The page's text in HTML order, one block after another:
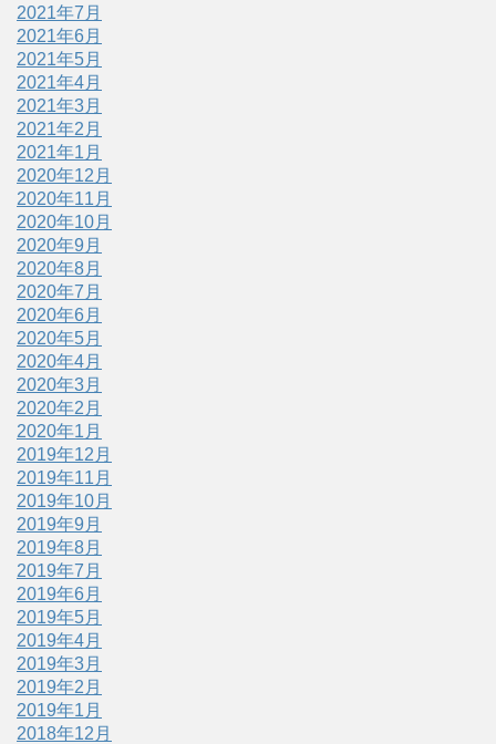
2021年7月
2021年6月
2021年5月
2021年4月
2021年3月
2021年2月
2021年1月
2020年12月
2020年11月
2020年10月
2020年9月
2020年8月
2020年7月
2020年6月
2020年5月
2020年4月
2020年3月
2020年2月
2020年1月
2019年12月
2019年11月
2019年10月
2019年9月
2019年8月
2019年7月
2019年6月
2019年5月
2019年4月
2019年3月
2019年2月
2019年1月
2018年12月